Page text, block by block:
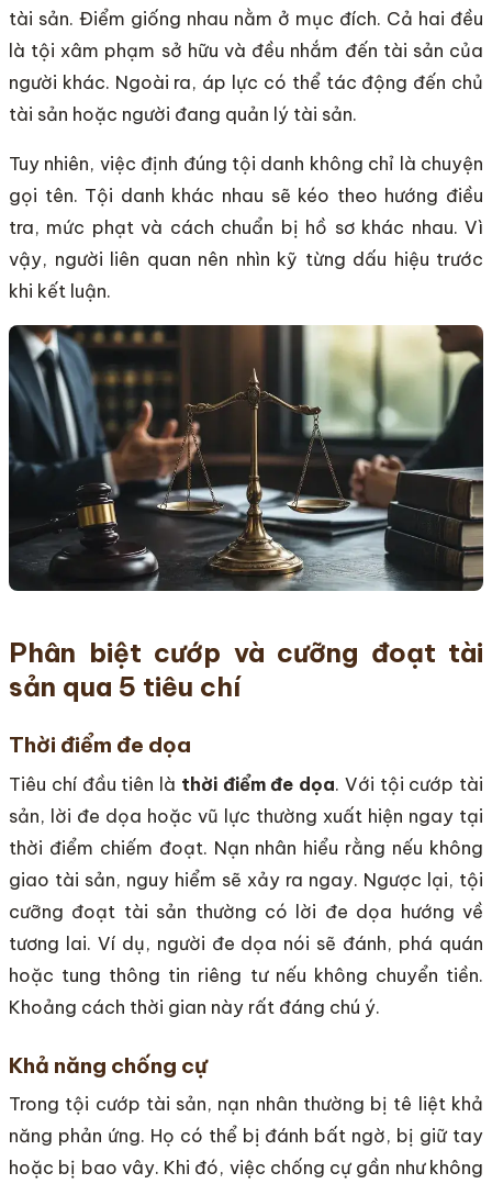
tài sản. Điểm giống nhau nằm ở mục đích. Cả hai đều
là tội xâm phạm sở hữu và đều nhắm đến tài sản của
người khác. Ngoài ra, áp lực có thể tác động đến chủ
tài sản hoặc người đang quản lý tài sản.
Tuy nhiên, việc định đúng tội danh không chỉ là chuyện
gọi tên. Tội danh khác nhau sẽ kéo theo hướng điều
tra, mức phạt và cách chuẩn bị hồ sơ khác nhau. Vì
vậy, người liên quan nên nhìn kỹ từng dấu hiệu trước
khi kết luận.
Phân biệt cướp và cưỡng đoạt tài
sản qua 5 tiêu chí
Thời điểm đe dọa
Tiêu chí đầu tiên là thời điểm đe dọa. Với tội cướp tài
sản, lời đe dọa hoặc vũ lực thường xuất hiện ngay tại
thời điểm chiếm đoạt. Nạn nhân hiểu rằng nếu không
giao tài sản, nguy hiểm sẽ xảy ra ngay. Ngược lại, tội
cưỡng đoạt tài sản thường có lời đe dọa hướng về
tương lai. Ví dụ, người đe dọa nói sẽ đánh, phá quán
hoặc tung thông tin riêng tư nếu không chuyển tiền.
Khoảng cách thời gian này rất đáng chú ý.
Khả năng chống cự
Trong tội cướp tài sản, nạn nhân thường bị tê liệt khả
năng phản ứng. Họ có thể bị đánh bất ngờ, bị giữ tay
hoặc bị bao vây. Khi đó, việc chống cự gần như không